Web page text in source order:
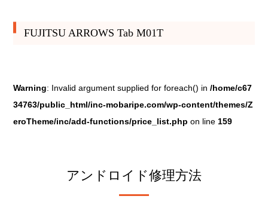
FUJITSU ARROWS Tab M01T
Warning: Invalid argument supplied for foreach() in/home/c67
34763/public_html/inc-mobaripe.com/wp-content/themes/Z
eroTheme/inc/add-functions/price_list.php on line 159
アンドロイド修理方法